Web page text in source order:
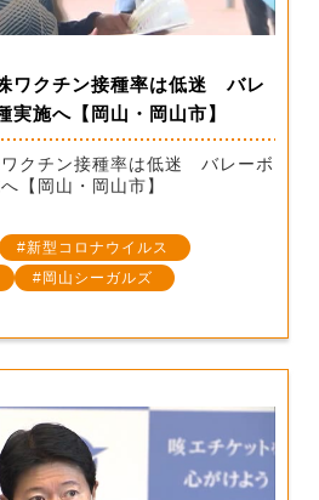
ワクチン接種率は低迷 バレ
実施へ【岡山・岡山市】
クチン接種率は低迷 バレーボ
【岡山・岡山市】
新型コロナウイルス
岡山シーガルズ